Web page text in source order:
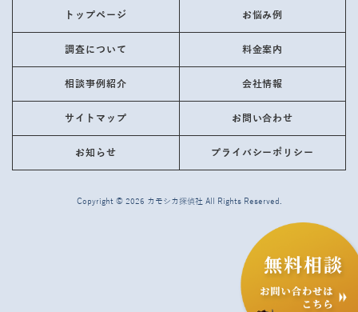
トップページ お悩み例
調査について 料金案内
相談事例紹介 会社情報
サイトマップ お問い合わせ
お知らせ プライバシーポリシー
Copyright © 2026 カモシカ探偵社 All Rights Reserved.